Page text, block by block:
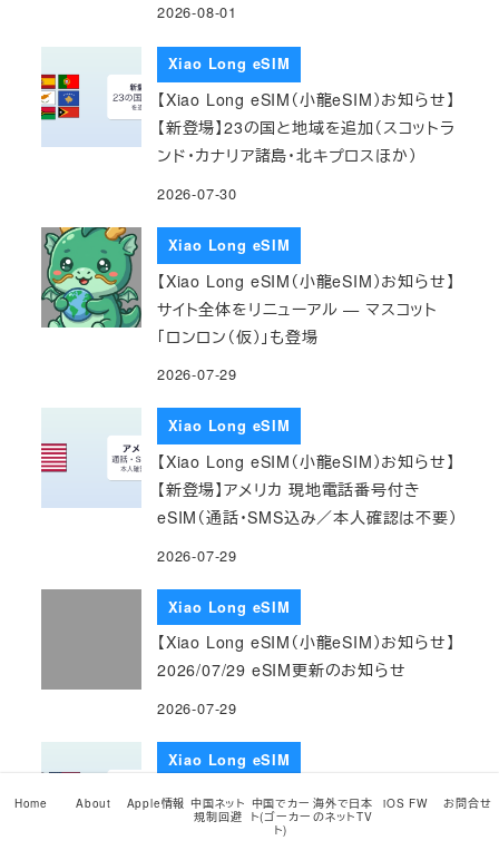
2026-08-01
Xiao Long eSIM
【Xiao Long eSIM（小龍eSIM）お知らせ】
【新登場】23の国と地域を追加（スコットラ
ンド・カナリア諸島・北キプロスほか）
2026-07-30
Xiao Long eSIM
【Xiao Long eSIM（小龍eSIM）お知らせ】
サイト全体をリニューアル — マスコット
「ロンロン（仮）」も登場
2026-07-29
Xiao Long eSIM
【Xiao Long eSIM（小龍eSIM）お知らせ】
【新登場】アメリカ 現地電話番号付き
eSIM（通話・SMS込み／本人確認は不要）
2026-07-29
Xiao Long eSIM
【Xiao Long eSIM（小龍eSIM）お知らせ】
2026/07/29 eSIM更新のお知らせ
2026-07-29
Xiao Long eSIM
【Xiao Long eSIM（小龍eSIM）お知らせ】
【新登場】世界202ヶ国で使える超長期グ
Home About Apple情報 中国ネット
規制回避
中国でカー
ト(ゴーカー
ト)
海外で日本
のネットTV
iOS FW お問合せ